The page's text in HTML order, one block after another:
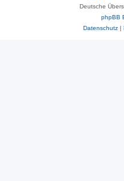
Deutsche
phpBB
Datenschutz|